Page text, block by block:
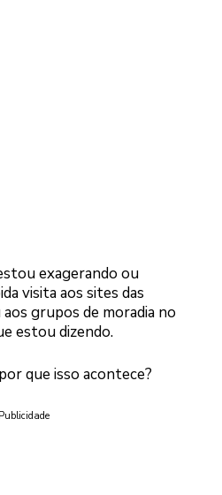
exagerando ou
visita aos sites das
grupos de moradia no
estou dizendo.
que isso acontece?
Publicidade